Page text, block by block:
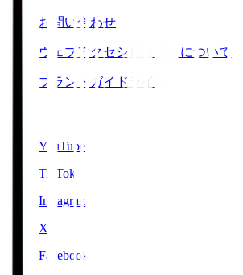
お問い合わせ
ウェブアクセシビリティについて
ブランドガイドライン
YouTube
TikTok
Instagram
X
Facebook